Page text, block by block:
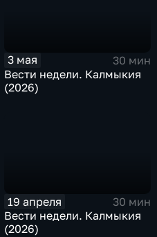
3 мая
30 мин
Вести недели. Калмыкия
(2026)
19 апреля
30 мин
Вести недели. Калмыкия
(2026)